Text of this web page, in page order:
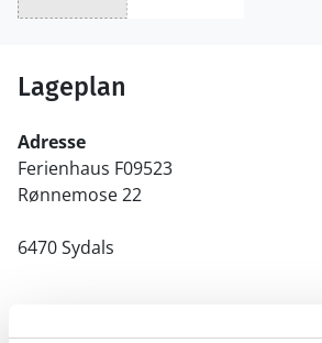
Lageplan
Adresse
Ferienhaus F09523
Rønnemose 22
6470 Sydals